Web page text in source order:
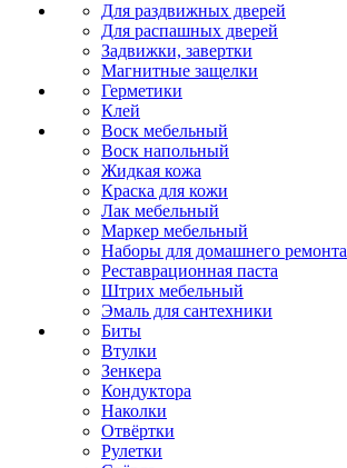
Для раздвижных дверей
Для распашных дверей
Задвижки, завертки
Магнитные защелки
Герметики
Клей
Воск мебельный
Воск напольный
Жидкая кожа
Краска для кожи
Лак мебельный
Маркер мебельный
Наборы для домашнего ремонта
Реставрационная паста
Штрих мебельный
Эмаль для сантехники
Биты
Втулки
Зенкера
Кондуктора
Наколки
Отвёртки
Рулетки